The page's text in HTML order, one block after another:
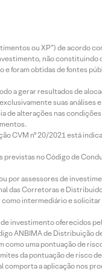
ou XP”) de acordo
não
foram obtidas de fontes
a gerar resultados de
suas
alterações nas
nº 20/2021 está
no Código de
assessores de
das Corretoras e
intermediário e
investimento oferecidos
ANBIMA de
uma pontuação de
da pontuação de risco
a aplicação nos